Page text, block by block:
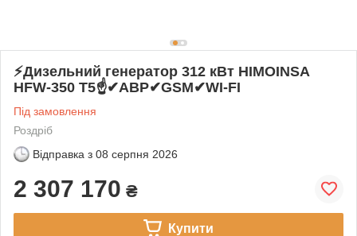
⚡️Дизельний генератор 312 кВт HIMOINSA
HFW-350 T5☝✔АВР✔GSM✔WI-FI
Під замовлення
Роздріб
Відправка з 08 серпня 2026
2 307 170 ₴
Купити